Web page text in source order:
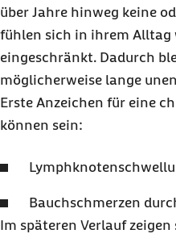
über Jahre hinweg keine
fühlen sich in ihrem Alltag
eingeschränkt. Dadurch
möglicherweise lange
Erste Anzeichen für eine
können sein:
Bauchschmerzen
Im späteren Verlauf